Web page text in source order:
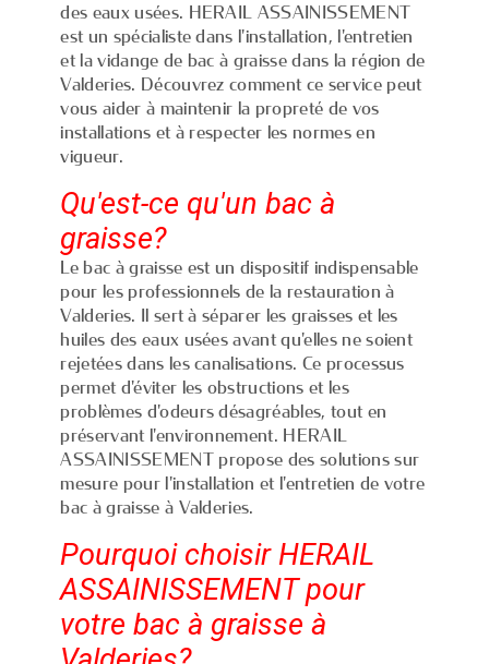
des eaux usées. HERAIL ASSAINISSEMENT
est un spécialiste dans l'installation, l'entretien
et la vidange de bac à graisse dans la région de
Valderies. Découvrez comment ce service peut
vous aider à maintenir la propreté de vos
installations et à respecter les normes en
vigueur.
Qu'est-ce qu'un bac à
graisse?
Le bac à graisse est un dispositif indispensable
pour les professionnels de la restauration à
Valderies. Il sert à séparer les graisses et les
huiles des eaux usées avant qu'elles ne soient
rejetées dans les canalisations. Ce processus
permet d'éviter les obstructions et les
problèmes d'odeurs désagréables, tout en
préservant l'environnement. HERAIL
ASSAINISSEMENT propose des solutions sur
mesure pour l'installation et l'entretien de votre
bac à graisse à Valderies.
Pourquoi choisir HERAIL
ASSAINISSEMENT pour
votre bac à graisse à